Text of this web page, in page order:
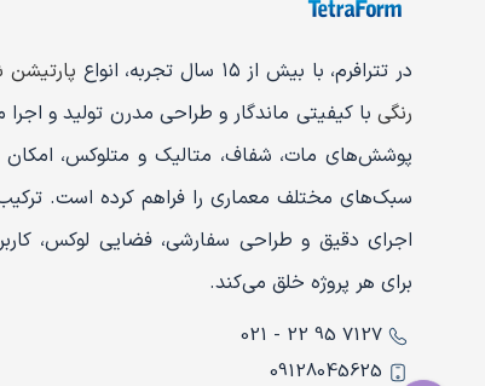
در تترافرم، با بیش از ۱۵ سال تجربه، انواع
رنگی با کیفیتی ماندگار و طراحی مدرن تولید و
پوشش‌های مات، شفاف، متالیک و متلوکس، امکان
سبک‌های مختلف معماری را فراهم کرده است.
اجرای دقیق و طراحی سفارشی، فضایی لوکس،
برای هر پروژه خلق می‌کند.
7127 95 22 - 021
09128045625